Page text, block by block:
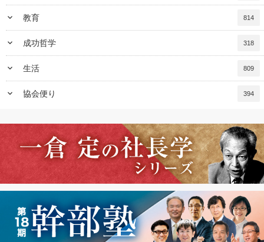
keyboard_arrow_down 教育 814
keyboard_arrow_down 成功哲学 318
keyboard_arrow_down 生活 809
keyboard_arrow_down 協会便り 394